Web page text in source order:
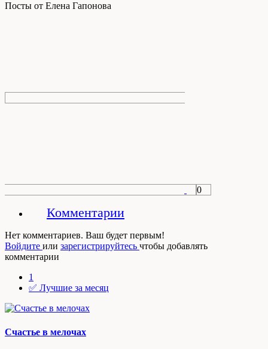
Посты от Елена Гапонова
0
Комментарии
Нет комментариев. Ваш будет первым!
Войдите или зарегистрируйтесь чтобы добавлять
комментарии
1
✅ Лучшие за месяц
Счастье в мелочах